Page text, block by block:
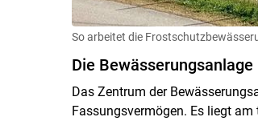
So arbeitet die
Die Bewässerungsanlage
Das Zentrum der
Fassungsvermögen. Es liegt